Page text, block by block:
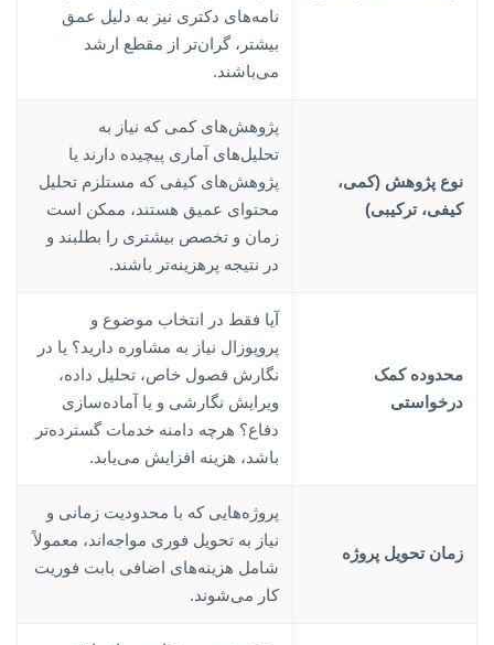
نامه‌های دکتری نیز به دلیل عمق
بیشتر، گران‌تر از مقطع ارشد
می‌باشند.
نوع پژوهش (کمی،
کیفی، ترکیبی)
پژوهش‌های کمی که نیاز به
تحلیل‌های آماری پیچیده دارند یا
پژوهش‌های کیفی که مستلزم تحلیل
محتوای عمیق هستند، ممکن است
زمان و تخصص بیشتری را بطلبند و
در نتیجه پرهزینه‌تر باشند.
محدوده کمک
درخواستی
آیا فقط در انتخاب موضوع و
پروپوزال نیاز به مشاوره دارید؟ یا در
نگارش فصول خاص، تحلیل داده،
ویرایش نگارشی و یا آماده‌سازی
دفاع؟ هرچه دامنه خدمات گسترده‌تر
باشد، هزینه افزایش می‌یابد.
زمان تحویل پروژه
پروژه‌هایی که با محدودیت زمانی و
نیاز به تحویل فوری مواجه‌اند، معمولاً
شامل هزینه‌های اضافی بابت فوریت
کار می‌شوند.